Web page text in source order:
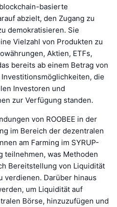
basierte
abzielt, den Zugang zu
demokratisieren. Sie
Vielzahl von Produkten zu
Aktien, ETFs,
bereits ab einem Betrag von
die
Investoren und
zur Verfügung standen.
von ROOBEE in der
im Bereich der dezentralen
am Farming im SYRUP-
teilnehmen, was Methoden
Bereitstellung von Liquidität
verdienen. Darüber hinaus
um Liquidität auf
Börse, hinzuzufügen und